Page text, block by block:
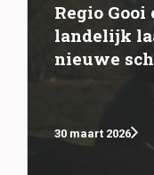
Regio
landelijk
nieuwe
30 maart 2026